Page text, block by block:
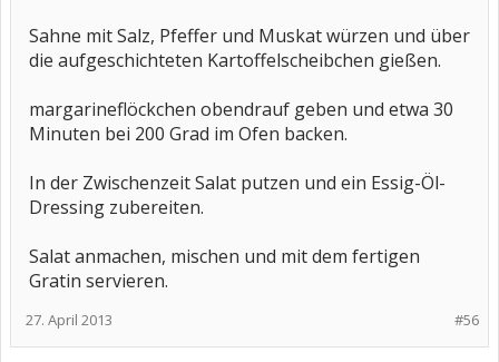
Sahne mit Salz, Pfeffer und Muskat würzen und über
die aufgeschichteten Kartoffelscheibchen gießen.
margarineflöckchen obendrauf geben und etwa 30
Minuten bei 200 Grad im Ofen backen.
In der Zwischenzeit Salat putzen und ein Essig-Öl-
Dressing zubereiten.
Salat anmachen, mischen und mit dem fertigen
Gratin servieren.
#56
27. April 2013